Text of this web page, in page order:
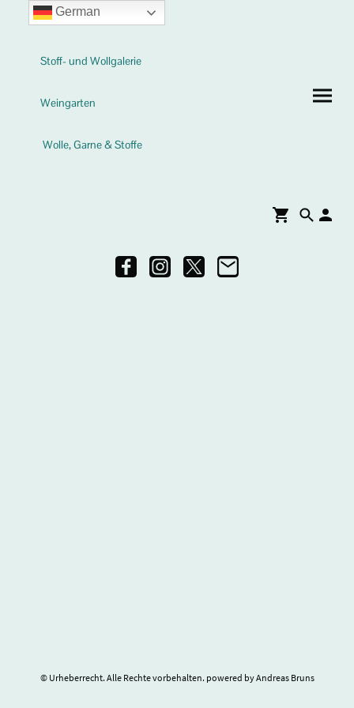
Stoff- und Wollgalerie
Weingarten
Wolle, Garne & Stoffe
© Urheberrecht. Alle Rechte vorbehalten. powered by Andreas Bruns
German